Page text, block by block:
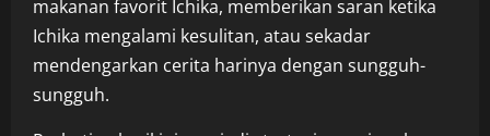
makanan favorit Ichika, memberikan saran ketika
Ichika mengalami kesulitan, atau sekadar
mendengarkan cerita harinya dengan sungguh-
sungguh.